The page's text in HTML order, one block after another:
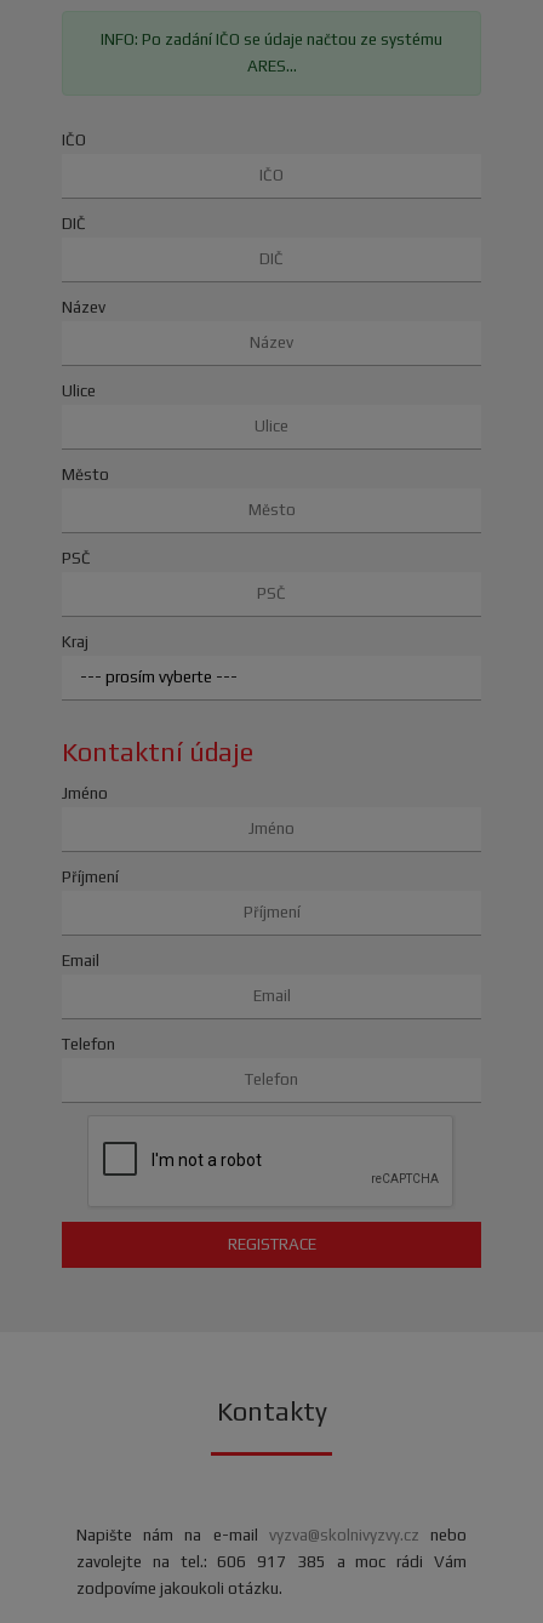
INFO: Po zadání IČO se údaje načtou ze systému
ARES...
IČO
DIČ
Název
Ulice
Město
PSČ
Kraj
Kontaktní údaje
Jméno
Příjmení
Email
Telefon
Kontakty
Napište nám na e-mail vyzva@skolnivyzvy.cz nebo
zavolejte na tel.: 606 917 385 a moc rádi Vám
zodpovíme jakoukoli otázku.